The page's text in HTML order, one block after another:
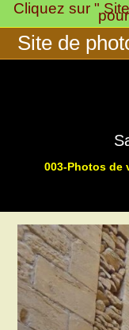
Skip
to
content
Cliquez sur "
Site de
003-Photos de